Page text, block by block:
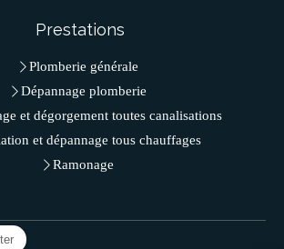
Prestations
Plomberie générale
Dépannage plomberie
et dégorgement toutes canalisations
et dépannage tous chauffages
Ramonage